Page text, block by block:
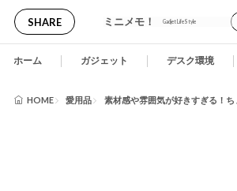
ミニメモ！ Gadjet LifeStyle
SHARE
ホーム ガジェット デスク環境
HOME 愛用品 素材感や雰囲気が好きすぎる！